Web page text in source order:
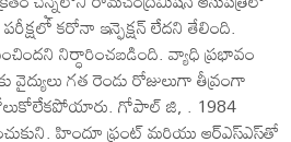
కరోనా ఇన్ఫెక్షన్ లేదని తేలింది.
నిర్ధారించబడింది. వ్యాధి ప్రభావం
గత రెండు రోజులుగా తీవ్రంగా
గోపాల్ జి, . 1984
హిందూ ఫ్రంట్ మరియు ఆర్‌ఎస్‌ఎస్‌తో